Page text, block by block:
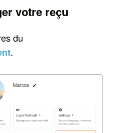
votre reçu
du
.